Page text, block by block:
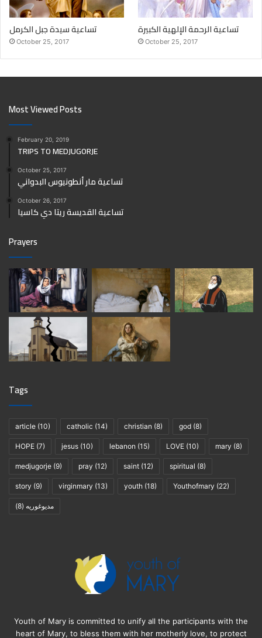
تساعية سيدة جبل الكرمل
October 25, 2017
تساعية الرحمة الإلهية الكبيرة
October 25, 2017
Most Viewed Posts
February 20, 2019
TRIPS TO MEDJUGORJE
October 25, 2017
تساعية مار أنطونيوس البدواني
October 26, 2017
تساعية القديسة ريتا دي كاسيا
Prayers
Tags
article (10) catholic (14) christian (8) god (8)
HOPE (7) jesus (10) lebanon (15) LOVE (10) mary (8)
medjugorje (9) pray (12) saint (12) spiritual (8)
story (9) virginmary (13) youth (18) Youthofmary (22)
مديوغوريه (8)
Youth of Mary is committed to unify all the participants with the
heart of Mary, to bless them with her motherly love, to protect